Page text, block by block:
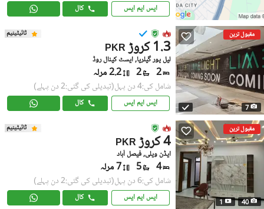
ایس ایم ایس کال
مقبول ترین
7
ٹائیٹینیم
PKR 1.3 کروڑ
لیل پور گیلریا, ایسٹ کینال روڈ
2
2 2.2 مرلہ
شامل کی:4 دن پہل (تبدیلی کی گئی:2 دن پہلے)
ایس ایم ایس کال
مقبول ترین
40
1
ٹائیٹینیم
PKR 4 کروڑ
ایڈن ویلی, فیصل آباد
4
5 7 مرلہ
شامل کی:6 دن پہل (تبدیلی کی گئی:2 دن پہلے)
ایس ایم ایس کال